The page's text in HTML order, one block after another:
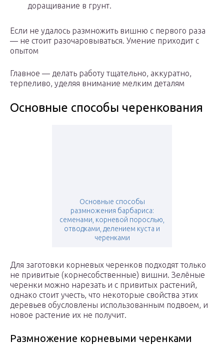
доращивание в грунт.
Если не удалось размножить вишню с первого раза
— не стоит разочаровываться. Умение приходит с
опытом
Главное — делать работу тщательно, аккуратно,
терпеливо, уделяя внимание мелким деталям
Основные способы черенкования
Основные способы
размножения барбариса:
семенами, корневой порослью,
отводками, делением куста и
черенками
Для заготовки корневых черенков подходят только
не привитые (корнесобственные) вишни. Зелёные
черенки можно нарезать и с привитых растений,
однако стоит учесть, что некоторые свойства этих
деревьев обусловлены использованным подвоем, и
новое растение их не получит.
Размножение корневыми черенками